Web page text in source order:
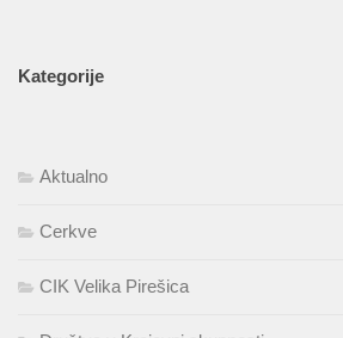
Kategorije
Aktualno
Cerkve
CIK Velika Pirešica